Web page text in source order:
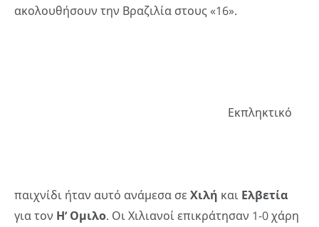
ακολουθήσουν την Βραζιλία στους «16».
Εκπληκτικό
παιχνίδι ήταν αυτό ανάμεσα σε Χιλή και Ελβετία
για τον Η’ Ομιλο. Οι Χιλιανοί επικράτησαν 1-0 χάρη